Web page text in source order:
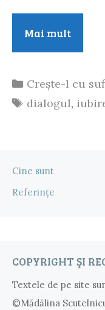
Mai multHai
să
Categorii
Crește-l cu
Etichete
dialogul,
Cine sunt
Referințe
COPYRIGHT ŞI
Textele de pe site
©Mădălina